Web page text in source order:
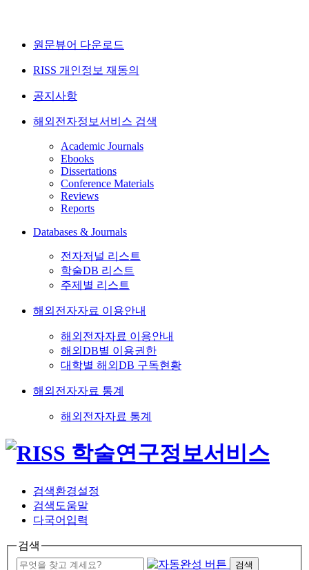
원문뷰어 다운로드
RISS 개인정보 재동의
공지사항
해외전자정보서비스 검색
Academic Journals
Ebooks
Dissertations
Conference Materials
Reviews
Reports
Databases & Journals
전자저널 리스트
학술DB 리스트
주제별 리스트
해외전자자료 이용안내
해외전자자료 이용안내
해외DB별 이용권한
대학별 해외DB 구독현황
해외전자자료 통계
해외전자자료 통계
검색환경설정
검색도움말
다국어입력
검색
검색